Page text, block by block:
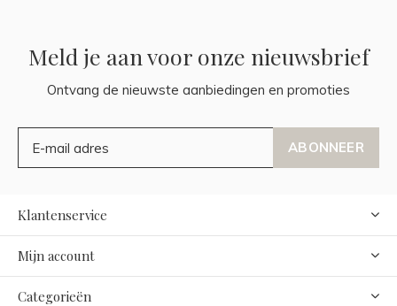
Meld je aan voor onze nieuwsbrief
Ontvang de nieuwste aanbiedingen en promoties
ABONNEER
Klantenservice
Mijn account
Categorieën